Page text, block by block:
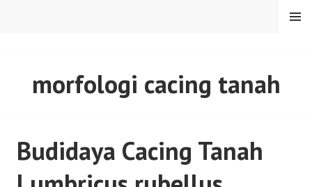
MENU
morfologi cacing tanah
Budidaya Cacing Tanah